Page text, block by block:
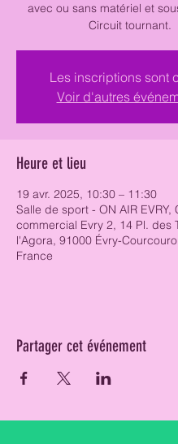
avec ou sans matériel et
Circuit tournant.
Les inscriptions sont
Voir d'autres
Heure et lieu
19 avr. 2025, 10:30 – 11:30
Salle de sport - ON AIR EVRY,
commercial Evry 2, 14 Pl. des
l'Agora, 91000 Évry-
France
Partager cet événement